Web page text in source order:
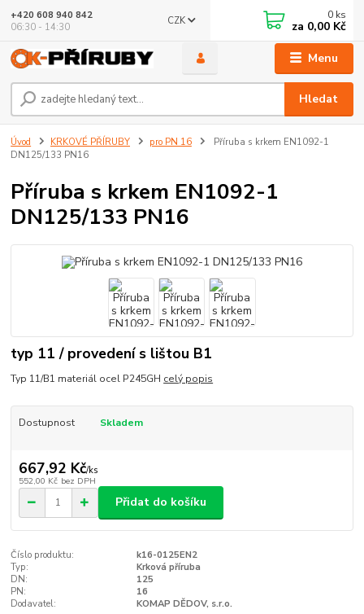
Menu
CZK
Hledat
+420 608 940 842
06:30 - 14:30
0 ks
za 0,00 Kč
Úvod KRKOVÉ PŘÍRUBY pro PN 16
Příruba s krkem EN1092-1
DN125/133 PN16
Příruba s krkem EN1092-1
DN125/133 PN16
typ 11 / provedení s lištou B1
Typ 11/B1 materiál ocel P245GH celý popis
Dostupnost Skladem
667,92 Kč/ks
552,00 Kč bez DPH
Přidat do košíku
Číslo produktu:
k16-0125EN2
Typ:
Krková příruba
DN:
125
PN:
16
Dodavatel:
KOMAP DĚDOV, s.r.o.